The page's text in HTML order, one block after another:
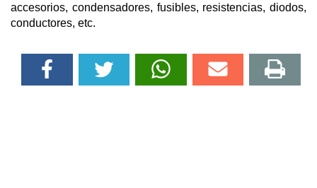
accesorios, condensadores, fusibles, resistencias, diodos,
conductores, etc.